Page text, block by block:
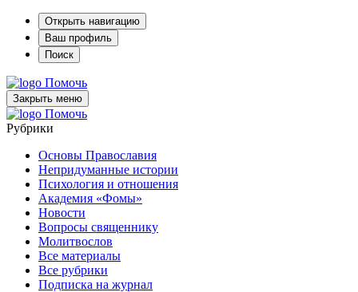
Открыть навигацию
Ваш профиль
Поиск
Помочь
Закрыть меню
Помочь
Рубрики
Основы Православия
Непридуманные истории
Психология и отношения
Академия «Фомы»
Новости
Вопросы священнику
Молитвослов
Все материалы
Все рубрики
Подписка на журнал